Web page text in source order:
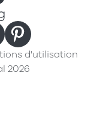
d'utilisation
2026